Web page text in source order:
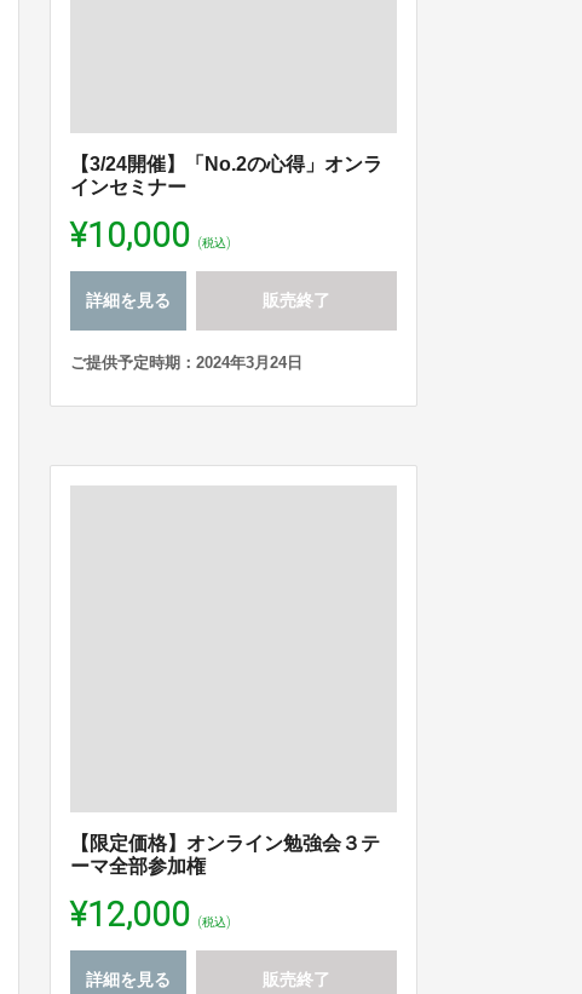
【3/24開催】「No.2の心得」オンラ
インセミナー
¥10,000 (税込)
詳細を見る 販売終了
ご提供予定時期：2024年3月24日
【限定価格】オンライン勉強会３テ
ーマ全部参加権
¥12,000 (税込)
詳細を見る 販売終了